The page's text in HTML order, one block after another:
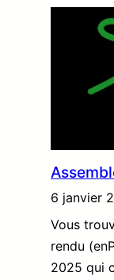
6 janvier
Vous
rendu
2025 qui